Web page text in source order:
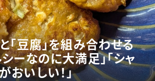
「豆腐」を組み合わせる
ーなのに大満足」「シャ
おいしい！」